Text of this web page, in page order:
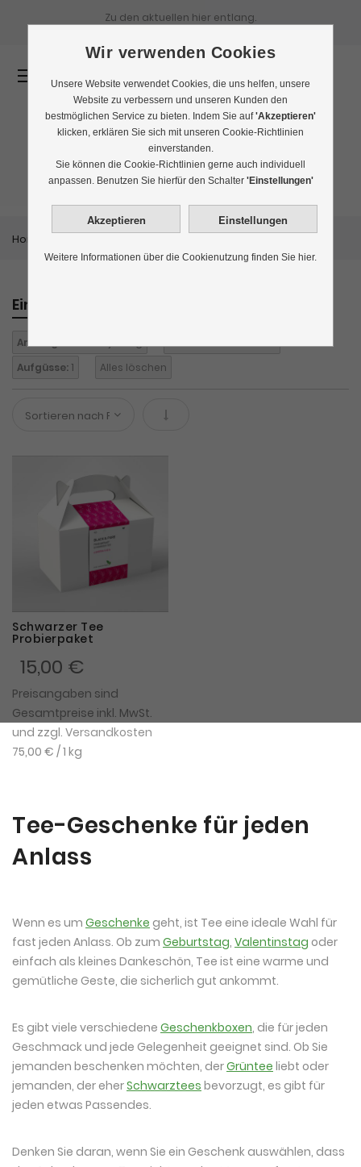
Zu den aktuellen hier entlang.
Tee-Geschenke
Home
Einkaufen nach
Anbaugebiet:
Aufgüsse: 1 Alles löschen
In absteigender Reihenfolge
Schwarzer Tee
Probierpaket
15,00 €
Preisangaben sind
Gesamtpreise inkl. MwSt.
und zzgl. Versandkosten
75,00 € / 1 kg
Tee-Geschenke für jeden
Anlass
Wenn es um Geschenke geht, ist Tee eine ideale Wahl für
fast jeden Anlass. Ob zum Geburtstag, Valentinstag oder
einfach als kleines Dankeschön, Tee ist eine warme und
gemütliche Geste, die sicherlich gut ankommt.
Es gibt viele verschiedene Geschenkboxen, die für jeden
Geschmack und jede Gelegenheit geeignet sind. Ob Sie
jemanden beschenken möchten, derGrüntee liebt oder
jemanden, der eherSchwarztees bevorzugt, es gibt für
jeden etwas Passendes.
Denken Sie daran, wenn Sie ein Geschenk auswählen, dass
Wir verwenden Cookies
Unsere Website verwendet Cookies, die uns helfen, unsere
Website zu verbessern und unseren Kunden den
bestmöglichen Service zu bieten. Indem Sie auf'Akzeptieren'
klicken, erklären Sie sich mit unseren Cookie-Richtlinien
einverstanden.
Sie können die Cookie-Richtlinien gerne auch individuell
anpassen. Benutzen Sie hierfür den Schalter 'Einstellungen'
Weitere Informationen über die Cookienutzung finden Sie hier.